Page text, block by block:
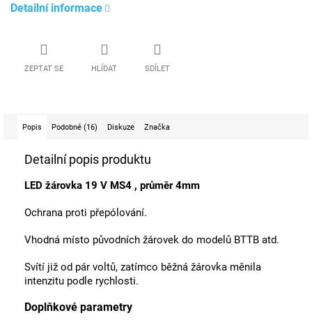
Detailní informace
ZEPTAT SE HLÍDAT SDÍLET
Popis Podobné (16) Diskuze Značka
Detailní popis produktu
LED žárovka 19 V MS4 , průměr 4mm
Ochrana proti přepólování.
Vhodná místo původních žárovek do modelů BTTB atd.
Svítí již od pár voltů, zatímco běžná žárovka měnila
intenzitu podle rychlosti.
Doplňkové parametry